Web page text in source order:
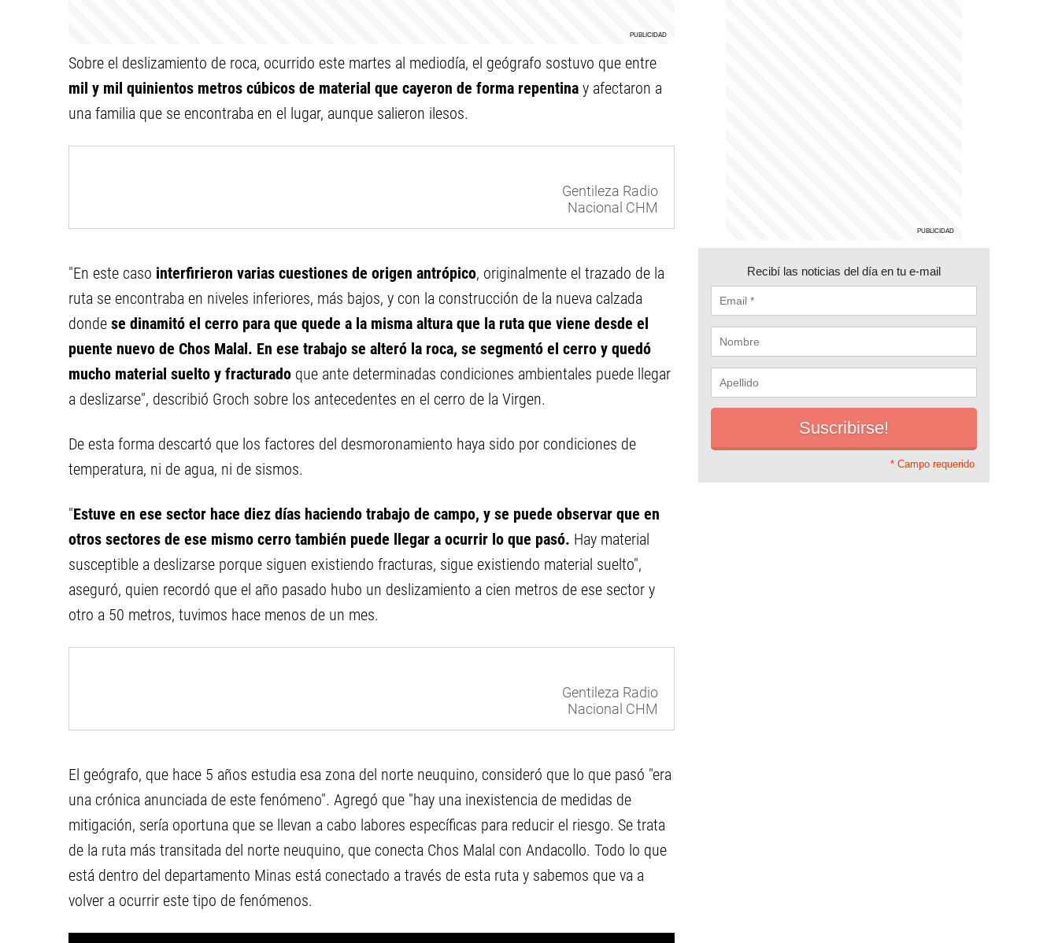
Sobre el deslizamiento de roca, ocurrido este martes al mediodía, el geógrafo sostuvo que entre
mil y mil quinientos metros cúbicos de material que cayeron de forma repentina y afectaron a
una familia que se encontraba en el lugar, aunque salieron ilesos.
Gentileza Radio
Nacional CHM
"En este caso interfirieron varias cuestiones de origen antrópico, originalmente el trazado de la
ruta se encontraba en niveles inferiores, más bajos, y con la construcción de la nueva calzada
donde se dinamitó el cerro para que quede a la misma altura que la ruta que viene desde el
puente nuevo de Chos Malal. En ese trabajo se alteró la roca, se segmentó el cerro y quedó
mucho material suelto y fracturado que ante determinadas condiciones ambientales puede llegar
a deslizarse", describió Groch sobre los antecedentes en el cerro de la Virgen.
De esta forma descartó que los factores del desmoronamiento haya sido por condiciones de
temperatura, ni de agua, ni de sismos.
"Estuve en ese sector hace diez días haciendo trabajo de campo, y se puede observar que en
otros sectores de ese mismo cerro también puede llegar a ocurrir lo que pasó. Hay material
susceptible a deslizarse porque siguen existiendo fracturas, sigue existiendo material suelto",
aseguró, quien recordó que el año pasado hubo un deslizamiento a cien metros de ese sector y
otro a 50 metros, tuvimos hace menos de un mes.
Gentileza Radio
Nacional CHM
El geógrafo, que hace 5 años estudia esa zona del norte neuquino, consideró que lo que pasó "era
una crónica anunciada de este fenómeno". Agregó que "hay una inexistencia de medidas de
mitigación, sería oportuna que se llevan a cabo labores específicas para reducir el riesgo. Se trata
de la ruta más transitada del norte neuquino, que conecta Chos Malal con Andacollo. Todo lo que
está dentro del departamento Minas está conectado a través de esta ruta y sabemos que va a
volver a ocurrir este tipo de fenómenos.
Recibí las noticias del día en tu e-mail
* Campo requerido